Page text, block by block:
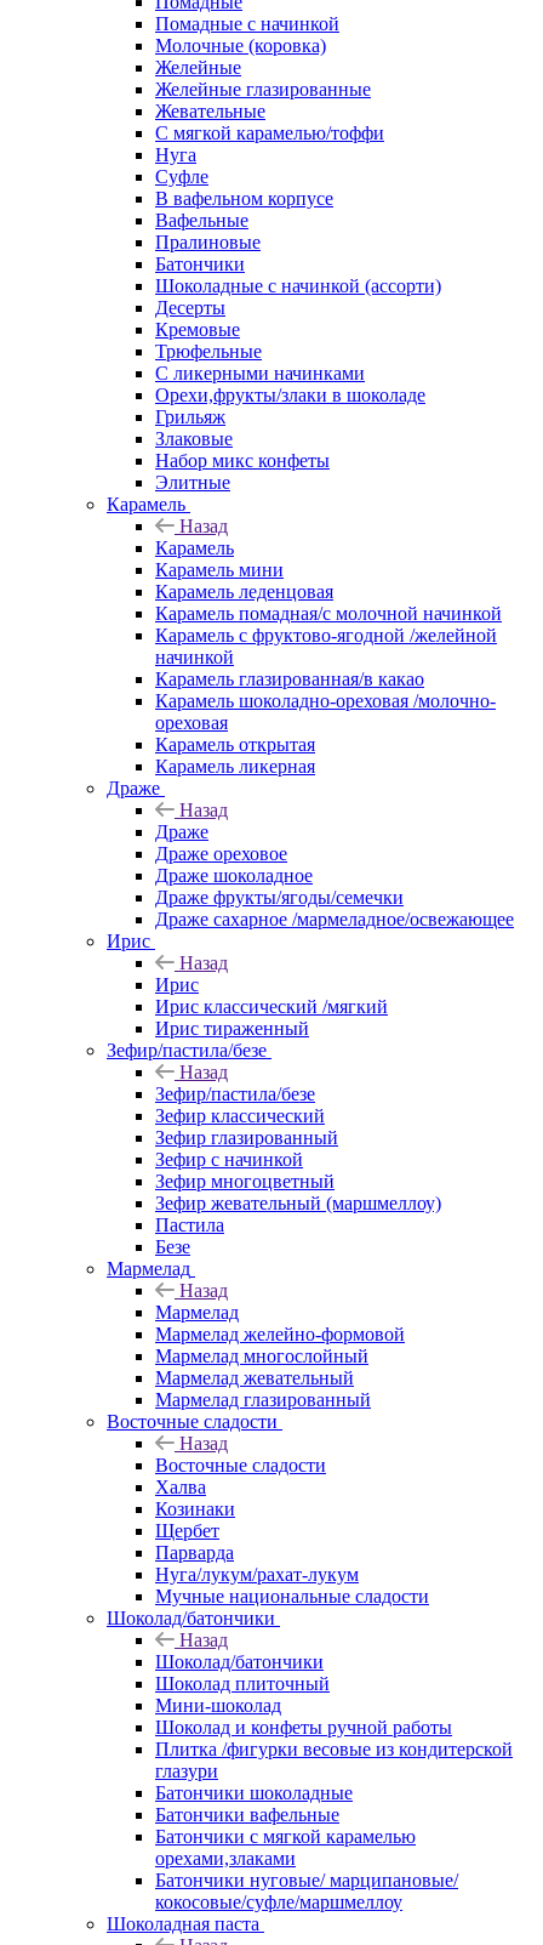
Помадные с начинкой
Молочные (коровка)
Желейные
Желейные глазированные
Жевательные
С мягкой карамелью/тоффи
Нуга
Суфле
В вафельном корпусе
Вафельные
Пралиновые
Батончики
Шоколадные с начинкой (ассорти)
Десерты
Кремовые
Трюфельные
С ликерными начинками
Орехи,фрукты/злаки в шоколаде
Грильяж
Злаковые
Набор микс конфеты
Элитные
Карамель
Назад
Карамель
Карамель мини
Карамель леденцовая
Карамель помадная/с молочной начинкой
Карамель с фруктово-ягодной /желейной
начинкой
Карамель глазированная/в какао
Карамель шоколадно-ореховая /молочно-
ореховая
Карамель открытая
Карамель ликерная
Драже
Назад
Драже
Драже ореховое
Драже шоколадное
Драже фрукты/ягоды/семечки
Драже сахарное /мармеладное/освежающее
Ирис
Назад
Ирис
Ирис классический /мягкий
Ирис тираженный
Зефир/пастила/безе
Назад
Зефир/пастила/безе
Зефир классический
Зефир глазированный
Зефир с начинкой
Зефир многоцветный
Зефир жевательный (маршмеллоу)
Пастила
Безе
Мармелад
Назад
Мармелад
Мармелад желейно-формовой
Мармелад многослойный
Мармелад жевательный
Мармелад глазированный
Восточные сладости
Назад
Восточные сладости
Халва
Козинаки
Щербет
Парварда
Нуга/лукум/рахат-лукум
Мучные национальные сладости
Шоколад/батончики
Назад
Шоколад/батончики
Шоколад плиточный
Мини-шоколад
Шоколад и конфеты ручной работы
Плитка /фигурки весовые из кондитерской
глазури
Батончики шоколадные
Батончики вафельные
Батончики с мягкой карамелью
орехами,злаками
Батончики нуговые/ марципановые/
кокосовые/суфле/маршмеллоу
Шоколадная паста